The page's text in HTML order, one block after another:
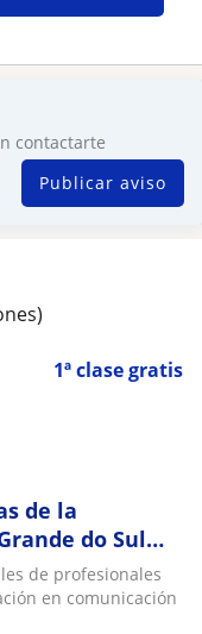
contactarte
Publicar aviso
1ª clase gratis
de la
do Sul
experiencia
de profesionales
en comunicación